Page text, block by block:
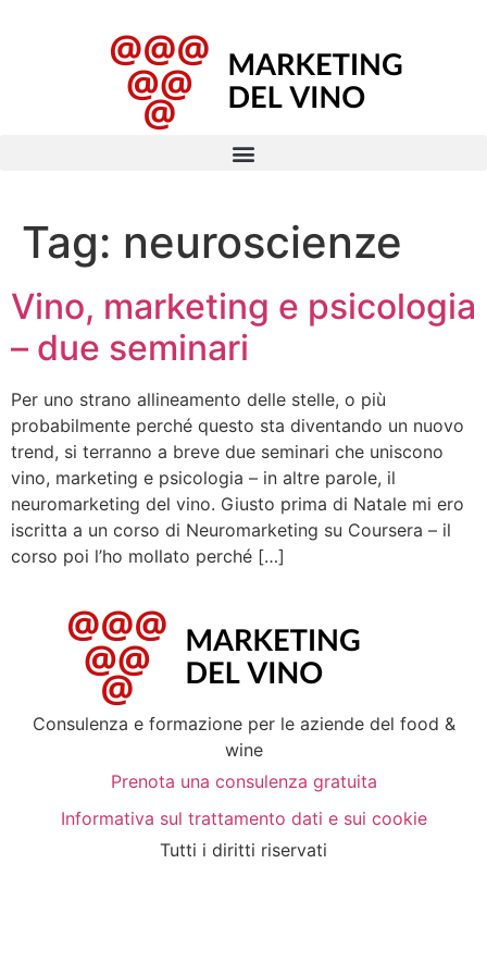
Tag: neuroscienze
Vino, marketing e psicologia
– due seminari
Per uno strano allineamento delle stelle, o più
probabilmente perché questo sta diventando un nuovo
trend, si terranno a breve due seminari che uniscono
vino, marketing e psicologia – in altre parole, il
neuromarketing del vino. Giusto prima di Natale mi ero
iscritta a un corso di Neuromarketing su Coursera – il
corso poi l’ho mollato perché […]
Consulenza e formazione per le aziende del food &
wine
Prenota una consulenza gratuita
Informativa sul trattamento dati e sui cookie
Tutti i diritti riservati